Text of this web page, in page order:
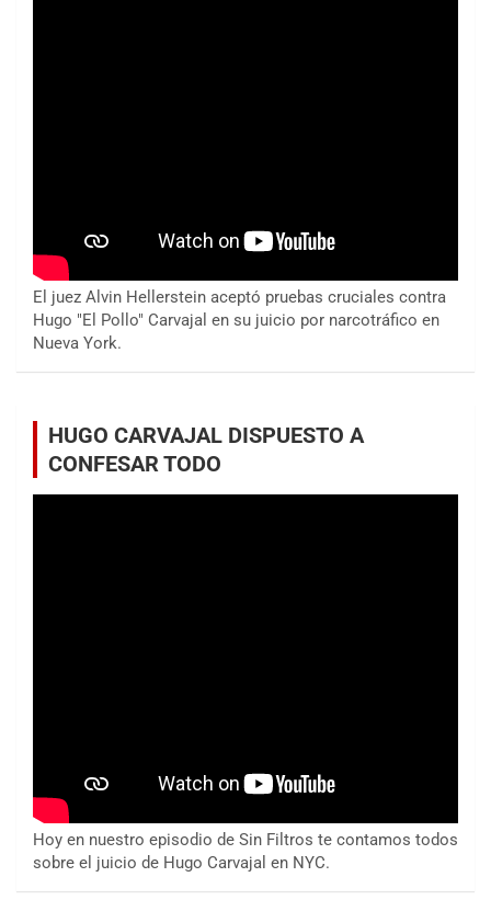
El juez Alvin Hellerstein aceptó pruebas cruciales contra
Hugo "El Pollo" Carvajal en su juicio por narcotráfico en
Nueva York.
HUGO CARVAJAL DISPUESTO A
CONFESAR TODO
Hoy en nuestro episodio de Sin Filtros te contamos todos
sobre el juicio de Hugo Carvajal en NYC.